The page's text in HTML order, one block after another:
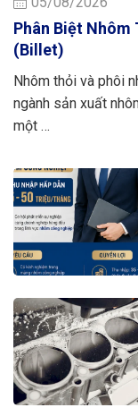
Phân Biệt
(billet)
Nhôm thỏi và phôi
ngành sản xuất
một …